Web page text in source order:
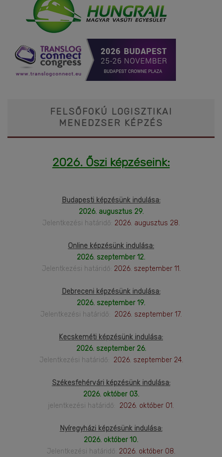
FELSŐFOKÚ LOGISZTIKAI
MENEDZSER KÉPZÉS
2026. Őszi képzéseink:
Budapesti képzésünk indulása:
2026. augusztus 29.
Jelentkezési határidő: 2026. augusztus 28.
Online képzésünk indulása:
2026. szeptember 12.
Jelentkezési határidő: 2026. szeptember 11.
Debreceni képzésünk indulása:
2026. szeptember 19.
Jelentkezési határidő: 2026. szeptember 17.
Kecskeméti képzésünk indulása:
2026. szeptember 26.
Jelentkezési határidő: 2026. szeptember 24.
Székesfehérvári képzésünk indulása:
2026. október 03.
jelentkezési határidő: 2026. október 01.
Nyíregyházi képzésünk indulása:
2026. október 10.
Jelentkezési határidő: 2026. október 08.